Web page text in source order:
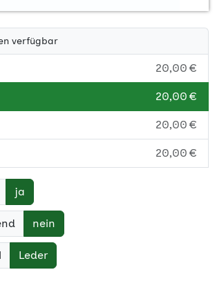
verfügbar
20,00 €
20,00 €
20,00 €
20,00 €
ja
nein
Leder